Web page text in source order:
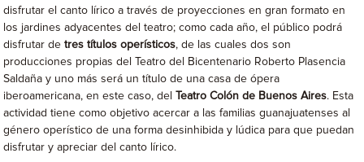
disfrutar el canto lírico a través de proyecciones en gran formato en
los jardines adyacentes del teatro; como cada año, el público podrá
disfrutar detres títulos operísticos, de las cuales dos son
producciones propias del Teatro del Bicentenario Roberto Plasencia
Saldaña y uno más será un título de una casa de ópera
iberoamericana, en este caso, del
Teatro Colón de Buenos Aires. Esta
actividad tiene como objetivo acercar a las familias guanajuatenses al
género operístico de una forma desinhibida y lúdica para que puedan
disfrutar y apreciar del canto lírico.